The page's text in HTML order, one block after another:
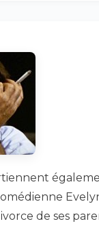
de ses